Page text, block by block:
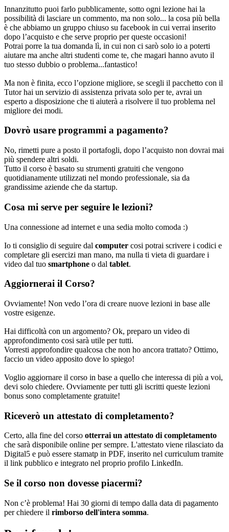
Innanzitutto puoi farlo pubblicamente, sotto ogni lezione hai la
possibilità di lasciare un commento, ma non solo... la cosa più bella
è che abbiamo un gruppo chiuso su facebook in cui verrai inserito
dopo l’acquisto e che serve proprio per queste occasioni!
Potrai porre la tua domanda lì, in cui non ci sarò solo io a poterti
aiutare ma anche altri studenti come te, che magari hanno avuto il
tuo stesso dubbio o problema...fantastico!
Ma non è finita, ecco l’opzione migliore, se scegli il pacchetto con il
Tutor hai un servizio di assistenza privata solo per te, avrai un
esperto a disposizione che ti aiuterà a risolvere il tuo problema nel
migliore dei modi.
Dovrò usare programmi a pagamento?
No, rimetti pure a posto il portafogli, dopo l’acquisto non dovrai mai
più spendere altri soldi.
Tutto il corso è basato su strumenti gratuiti che vengono
quotidianamente utilizzati nel mondo professionale, sia da
grandissime aziende che da startup.
Cosa mi serve per seguire le lezioni?
Una connessione ad internet e una sedia molto comoda :)
Io ti consiglio di seguire dal computer cosi potrai scrivere i codici e
completare gli esercizi man mano, ma nulla ti vieta di guardare i
video dal tuo smartphone o dal tablet.
Aggiornerai il Corso?
Ovviamente! Non vedo l’ora di creare nuove lezioni in base alle
vostre esigenze.
Hai difficoltà con un argomento? Ok, preparo un video di
approfondimento cosi sarà utile per tutti.
Vorresti approfondire qualcosa che non ho ancora trattato? Ottimo,
faccio un video apposito dove lo spiego!
Voglio aggiornare il corso in base a quello che interessa di più a voi,
devi solo chiedere. Ovviamente per tutti gli iscritti queste lezioni
bonus sono completamente gratuite!
Riceverò un attestato di completamento?
Certo, alla fine del corso otterrai un attestato di completamento
che sarà disponibile online per sempre. L'attestato viene rilasciato da
Digital5 e può essere stamatp in PDF, inserito nel curriculum tramite
il link pubblico e integrato nel proprio profilo LinkedIn.
Se il corso non dovesse piacermi?
Non c’è problema! Hai 30 giorni di tempo dalla data di pagamento
per chiedere il rimborso dell'intera somma.